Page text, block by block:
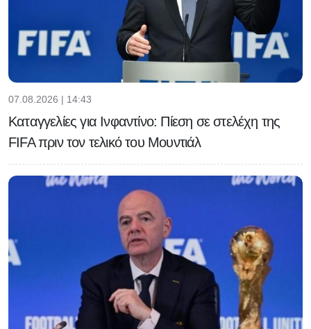
07.08.2026 | 14:43
Καταγγελίες για Ινφαντίνο: Πίεση σε στελέχη της
FIFA πριν τον τελικό του Μουντιάλ